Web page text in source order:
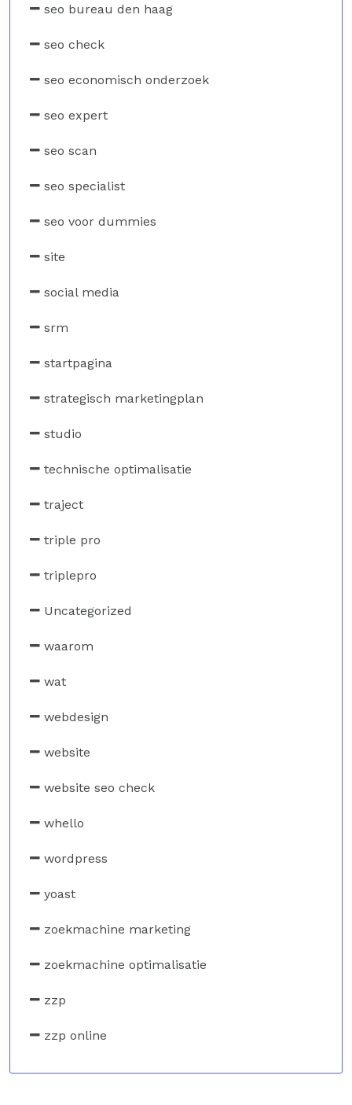
seo bureau den haag
seo check
seo economisch onderzoek
seo expert
seo scan
seo specialist
seo voor dummies
site
social media
srm
startpagina
strategisch marketingplan
studio
technische optimalisatie
traject
triple pro
triplepro
Uncategorized
waarom
wat
webdesign
website
website seo check
whello
wordpress
yoast
zoekmachine marketing
zoekmachine optimalisatie
zzp
zzp online